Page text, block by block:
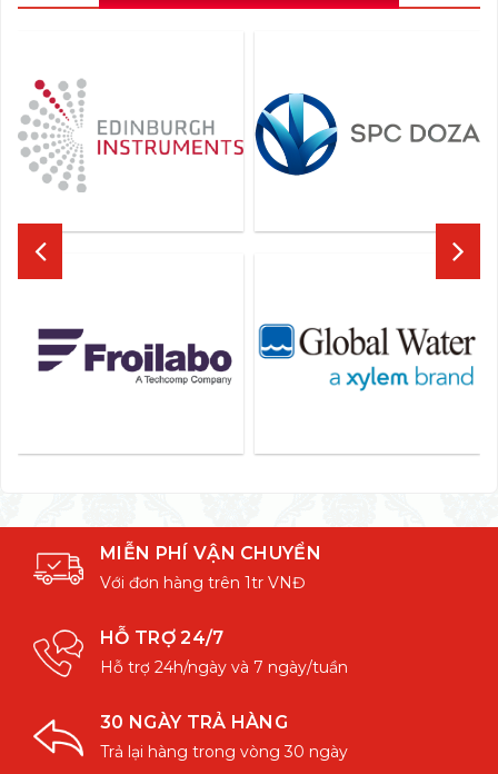
MIỄN PHÍ VẬN CHUYỂN
Với đơn hàng trên 1tr VNĐ
HỖ TRỢ 24/7
Hỗ trợ 24h/ngày và 7 ngày/tuần
30 NGÀY TRẢ HÀNG
Trả lại hàng trong vòng 30 ngày